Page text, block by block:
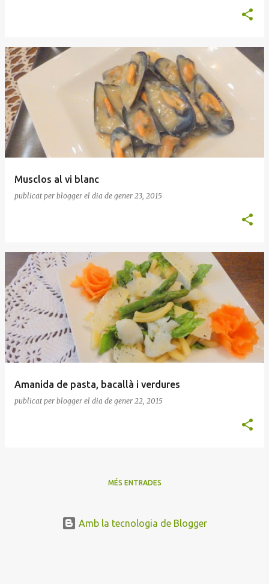
Musclos al vi blanc
publicat per blogger el dia de gener 23, 2015
Amanida de pasta, bacallà i verdures
publicat per blogger el dia de gener 22, 2015
MÉS ENTRADES
Amb la tecnologia de Blogger